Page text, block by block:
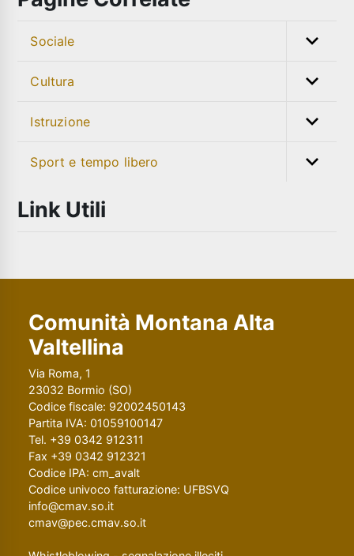
Sociale
Cultura
Istruzione
Sport e tempo libero
Link Utili
Comunità Montana Alta
Valtellina
Via Roma, 1
23032 Bormio (SO)
Codice fiscale: 92002450143
Partita IVA: 01059100147
Tel. +39 0342 912311
Fax +39 0342 912321
Codice IPA: cm_avalt
Codice univoco fatturazione: UFBSVQ
info@cmav.so.it
cmav@pec.cmav.so.it